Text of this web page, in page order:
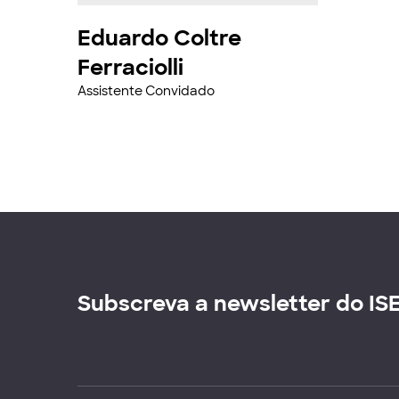
Eduardo Coltre
Ferraciolli
Assistente Convidado
Subscreva a newsletter do